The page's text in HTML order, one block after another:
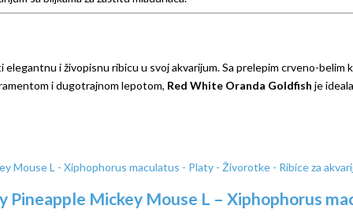
i živopisnu ribicu u svoj akvarijum. Sa prelepim crveno-belim
i dugotrajnom lepotom, Red White Oranda Goldfish je
Pineapple Mickey Mouse L – Xiphophorus